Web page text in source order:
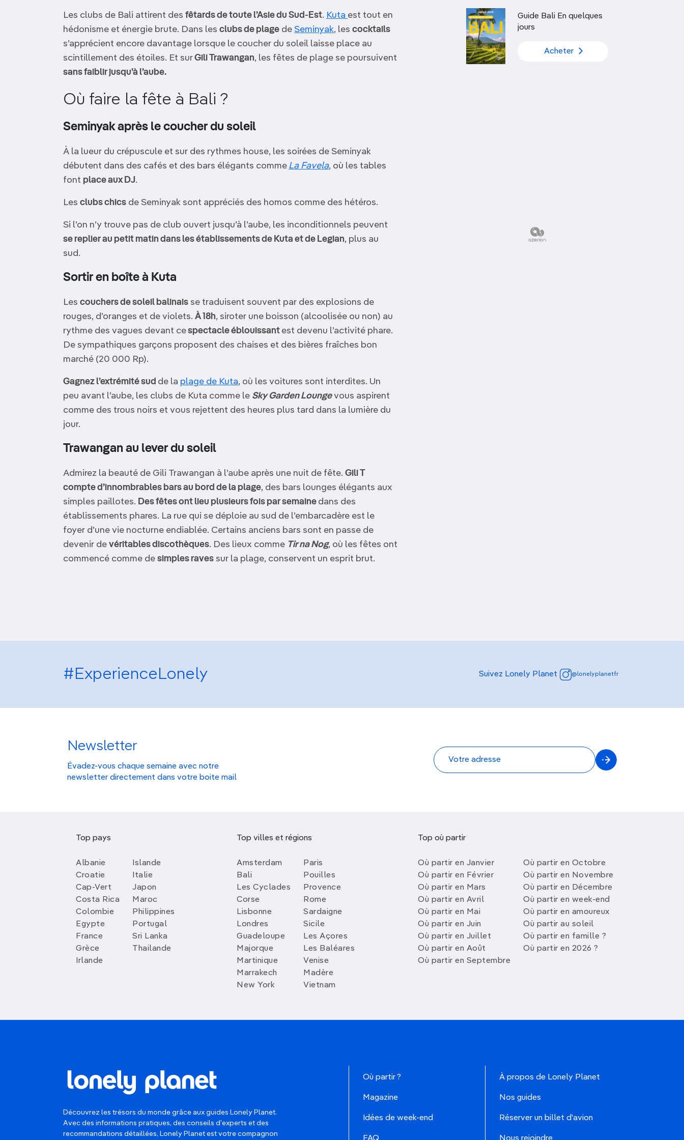
Découvrir nos articles
ANTARCTIQUE
TOP VILLES
Camargue
Les clubs de Bali attirent des fêtards de toute l’Asie du Sud-Est. Kuta est tout en
hédonisme et énergie brute. Dans les clubs de plage de Seminyak, les cocktails
s’apprécient encore davantage lorsque le coucher du soleil laisse place au
scintillement des étoiles. Et surGili Trawangan, les fêtes de plage se poursuivent
sans faiblir jusqu’à l’aube.
Où faire la fête à Bali ?
Seminyak après le coucher du soleil
À la lueur du crépuscule et sur des rythmes house, les soirées de Seminyak
débutent dans des cafés et des bars élégants comme La Favela, où les tables
font place aux DJ.
Les clubs chics de Seminyak sont appréciés des homos comme des hétéros.
Si l’on n’y trouve pas de club ouvert jusqu’à l’aube, les inconditionnels peuvent
se replier au petit matin dans les établissements de Kuta et de Legian, plus au
sud.
Sortir en boîte à Kuta
Les couchers de soleil balinais se traduisent souvent par des explosions de
rouges, d’oranges et de violets. À 18h, siroter une boisson (alcoolisée ou non) au
rythme des vagues devant cespectacle éblouissant est devenu l’activité phare.
De sympathiques garçons proposent des chaises et des bières fraîches bon
marché (20 000 Rp).
Gagnez l’extrémité sud de la plage de Kuta, où les voitures sont interdites. Un
peu avant l’aube, les clubs de Kuta comme le Sky Garden Lounge vous aspirent
comme des trous noirs et vous rejettent des heures plus tard dans la lumière du
jour.
Trawangan au lever du soleil
Admirez la beauté de Gili Trawangan à l’aube après une nuit de fête. Gili T
compte d’innombrables bars au bord de la plage, des bars lounges élégants aux
simples paillotes. Des fêtes ont lieu plusieurs fois par semaine dans des
établissements phares. La rue qui se déploie au sud de l’embarcadère est le
foyer d’une vie nocturne endiablée. Certains anciens bars sont en passe de
devenir de véritables discothèques. Des lieux comme Tir na Nog, où les fêtes ont
commencé comme de simples raves sur la plage, conservent un esprit brut.
Guide Bali En quelques
jours
Acheter
#ExperienceLonely Suivez Lonely Planet @lonelyplanetfr
Newsletter
Évadez-vous chaque semaine avec notre
newsletter directement dans votre boite mail
Top pays
Albanie
Croatie
Cap-Vert
Costa Rica
Colombie
Egypte
France
Grèce
Irlande
Islande
Italie
Japon
Maroc
Philippines
Portugal
Sri Lanka
Thailande
Top villes et régions
Amsterdam
Bali
Les Cyclades
Corse
Lisbonne
Londres
Guadeloupe
Majorque
Martinique
Marrakech
New York
Paris
Pouilles
Provence
Rome
Sardaigne
Sicile
Les Açores
Les Baléares
Venise
Madère
Vietnam
Top où partir
Où partir en Janvier
Où partir en Février
Où partir en Mars
Où partir en Avril
Où partir en Mai
Où partir en Juin
Où partir en Juillet
Où partir en Août
Où partir en Septembre
Où partir en Octobre
Où partir en Novembre
Où partir en Décembre
Où partir en week-end
Où partir en amoureux
Où partir au soleil
Où partir en famille ?
Où partir en 2026 ?
Découvrez les trésors du monde grâce aux guides Lonely Planet.
Avec des informations pratiques, des conseils d'experts et des
recommandations détaillées, Lonely Planet est votre compagnon
Où partir ?
Magazine
Idées de week-end
À propos de Lonely Planet
Nos guides
Réserver un billet d'avion